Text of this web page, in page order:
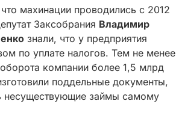
махинации проводились с 2012
Заксобрания Владимир
знали, что у предприятия
по уплате налогов. Тем не менее
компании более 1,5 млрд
поддельные документы,
несуществующие займы самому